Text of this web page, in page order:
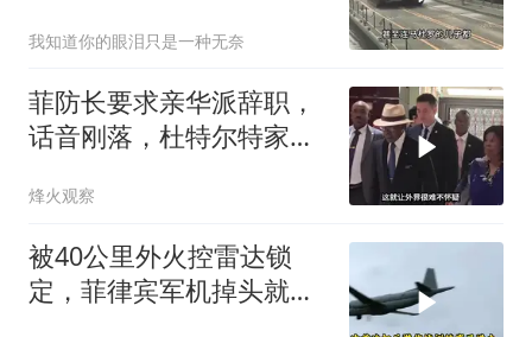
我知道你的眼泪只是一种无奈
菲防长要求亲华派辞职，
话音刚落，杜特尔特家族
烽火观察
被40公里外火控雷达锁
定，菲律宾军机掉头就